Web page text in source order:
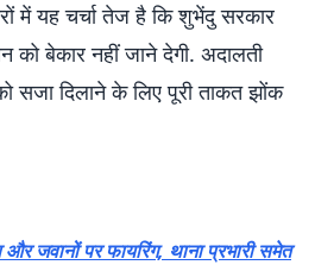
में यह चर्चा तेज है कि शुभेंदु सरकार
को बेकार नहीं जाने देगी. अदालती
को सजा दिलाने के लिए पूरी ताकत झोंक
जवानों पर फायरिंग, थाना प्रभारी समेत